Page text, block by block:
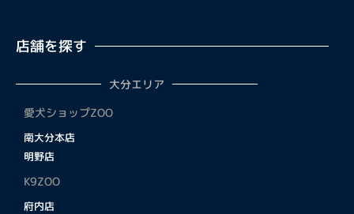
店舗を探す
大分エリア
愛犬ショップZOO
南大分本店
明野店
K9ZOO
府内店